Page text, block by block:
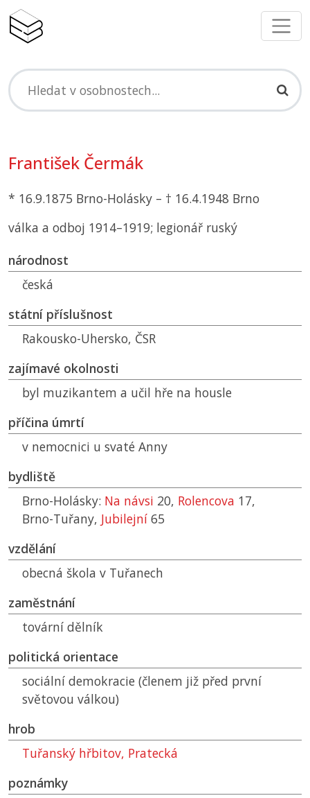
František Čermák
* 16.9.1875 Brno-Holásky – † 16.4.1948 Brno
válka a odboj 1914–1919; legionář ruský
národnost
česká
státní příslušnost
Rakousko-Uhersko, ČSR
zajímavé okolnosti
byl muzikantem a učil hře na housle
příčina úmrtí
v nemocnici u svaté Anny
bydliště
Brno-Holásky: Na návsi 20, Rolencova 17,
Brno-Tuřany, Jubilejní 65
vzdělání
obecná škola v Tuřanech
zaměstnání
tovární dělník
politická orientace
sociální demokracie (členem již před první
světovou válkou)
hrob
Tuřanský hřbitov, Pratecká
poznámky